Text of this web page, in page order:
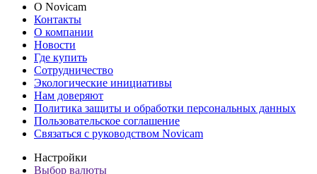
О Novicam
Контакты
О компании
Новости
Где купить
Сотрудничество
Экологические инициативы
Нам доверяют
Политика защиты и обработки персональных данных
Пользовательское соглашение
Связаться с руководством Novicam
Настройки
Выбор валюты